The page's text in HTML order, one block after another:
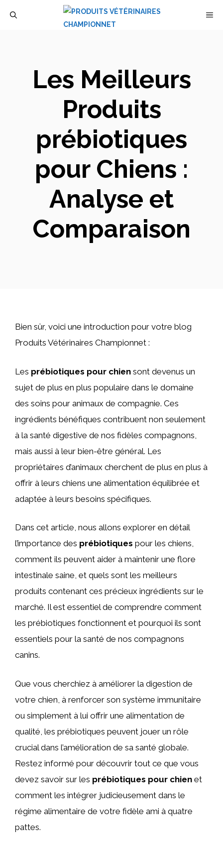
Les Meilleurs
Produits
prébiotiques
pour Chiens :
Analyse et
Comparaison
Bien sûr, voici une introduction pour votre blog
Produits Vétérinaires Championnet :
Les prébiotiques pour chien sont devenus un
sujet de plus en plus populaire dans le domaine
des soins pour animaux de compagnie. Ces
ingrédients bénéfiques contribuent non seulement
à la santé digestive de nos fidèles compagnons,
mais aussi à leur bien-être général. Les
propriétaires d’animaux cherchent de plus en plus à
offrir à leurs chiens une alimentation équilibrée et
adaptée à leurs besoins spécifiques.
Dans cet article, nous allons explorer en détail
l’importance des prébiotiques pour les chiens,
comment ils peuvent aider à maintenir une flore
intestinale saine, et quels sont les meilleurs
produits contenant ces précieux ingrédients sur le
marché. Il est essentiel de comprendre comment
les prébiotiques fonctionnent et pourquoi ils sont
essentiels pour la santé de nos compagnons
canins.
Que vous cherchiez à améliorer la digestion de
votre chien, à renforcer son système immunitaire
ou simplement à lui offrir une alimentation de
qualité, les prébiotiques peuvent jouer un rôle
crucial dans l’amélioration de sa santé globale.
Restez informé pour découvrir tout ce que vous
devez savoir sur les prébiotiques pour chien et
comment les intégrer judicieusement dans le
régime alimentaire de votre fidèle ami à quatre
pattes.